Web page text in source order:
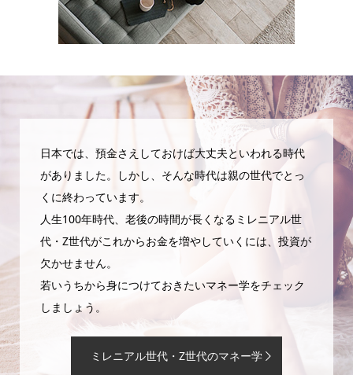
日本では、預金さえしておけば大丈夫といわれる時代
がありました。しかし、そんな時代は親の世代でとっ
くに終わっています。
人生100年時代、老後の時間が長くなるミレニアル世
代・Z世代がこれからお金を増やしていくには、投資が
欠かせません。
若いうちから身につけておきたいマネー学をチェック
しましょう。
ミレニアル世代・Z世代のマネー学